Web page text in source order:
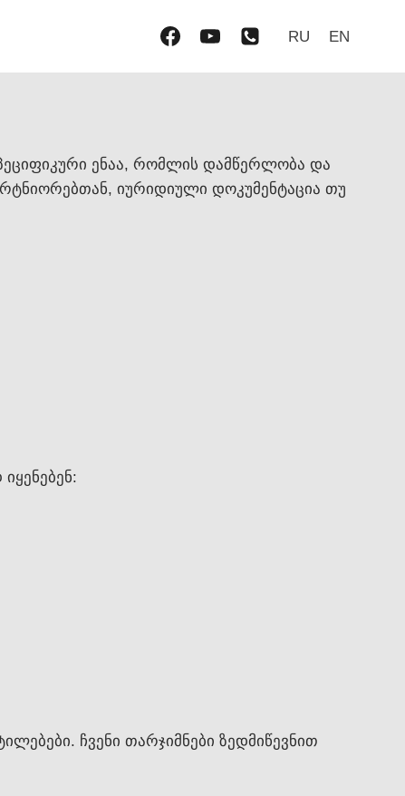
RU EN
ენაა, რომლის დამწერლობა და
იურიდიული დოკუმენტაცია თუ
ჩვენი თარჯიმნები ზედმიწევნით